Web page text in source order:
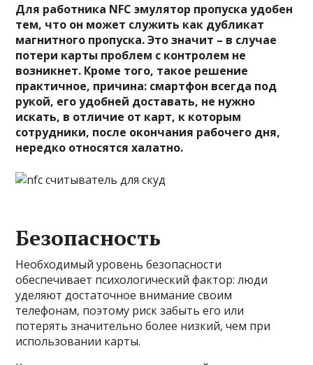
Для работника NFC эмулятор пропуска удобен
тем, что он может служить как дубликат
магнитного пропуска. Это значит – в случае
потери карты проблем с контролем не
возникнет. Кроме того, такое решение
практичное, причина: смартфон всегда под
рукой, его удобней доставать, не нужно
искать, в отличие от карт, к которым
сотрудники, после окончания рабочего дня,
нередко относятся халатно.
Безопасность
Необходимый уровень безопасности
обеспечивает психологический фактор: люди
уделяют достаточное внимание своим
телефонам, поэтому риск забыть его или
потерять значительно более низкий, чем при
использовании карты.